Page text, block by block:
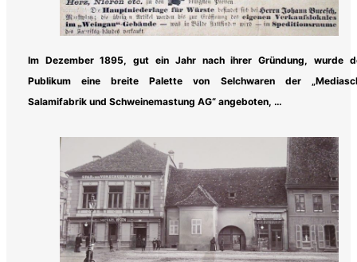
Im Dezember 1895, gut ein Jahr nach ihrer Gründung, wurde
Publikum eine breite Palette von Selchwaren der
Salamifabrik und Schweinemastung AG“ angeboten, …